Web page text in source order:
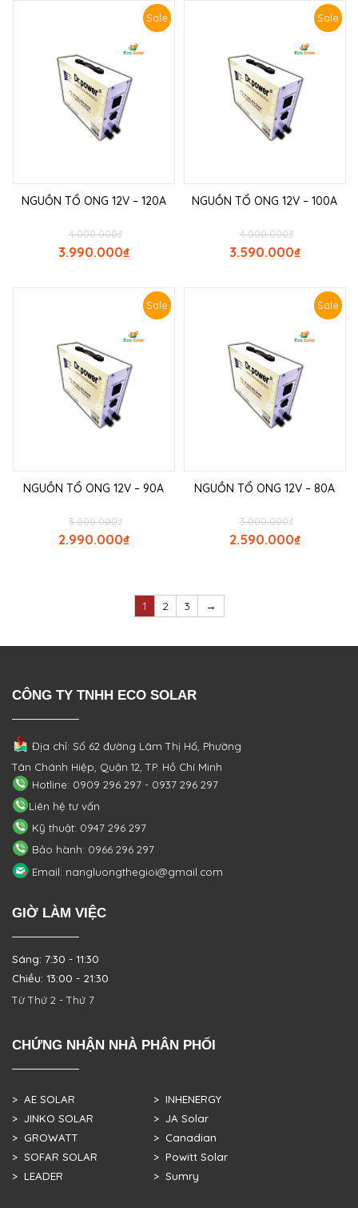
Sale
NGUỒN TỔ ONG 12V – 120A
₫
4.000.000
₫
3.990.000
Sale
NGUỒN TỔ ONG 12V – 100A
₫
4.000.000
₫
3.590.000
Sale
NGUỒN TỔ ONG 12V – 90A
₫
3.000.000
₫
2.990.000
Sale
NGUỒN TỔ ONG 12V – 80A
₫
3.000.000
₫
2.590.000
1 2 3 →
CÔNG TY TNHH ECO SOLAR
Địa chỉ: Số 62 đường Lâm Thị Hố, Phường
Tân Chánh Hiệp, Quận 12, TP. Hồ Chí Minh
Hotline: 0909 296 297 - 0937 296 297
Liên hệ tư vấn
Kỹ thuật: 0947 296 297
Bảo hành: 0966 296 297
Email: nangluongthegioi@gmail.com
GIỜ LÀM VIỆC
Sáng: 7:30 - 11:30
Chiều: 13:00 - 21:30
Từ Thứ 2 - Thứ 7
CHỨNG NHẬN NHÀ PHÂN PHỐI
> AE SOLAR
> JINKO SOLAR
> GROWATT
> SOFAR SOLAR
> LEADER
> INHENERGY
> JA Solar
> Canadian
> Powitt Solar
> Sumry